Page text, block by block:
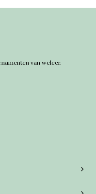
van weleer.